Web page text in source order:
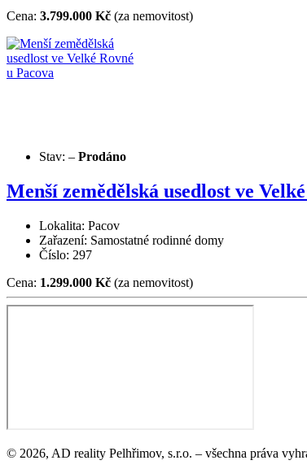
Cena: 3.799.000 Kč (za nemovitost)
Stav: – Prodáno
Menší zemědělská usedlost ve
Lokalita: Pacov
Zařazení: Samostatné rodinné domy
Číslo: 297
Cena: 1.299.000 Kč (za nemovitost)
© 2026, AD reality Pelhřimov, s.r.o. – všechna práva